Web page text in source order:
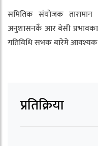
समितिक संयोजक
अनुशासनकेँ आर बेसी
गतिविधि सभक बारेमे
प्रतिक्रिया